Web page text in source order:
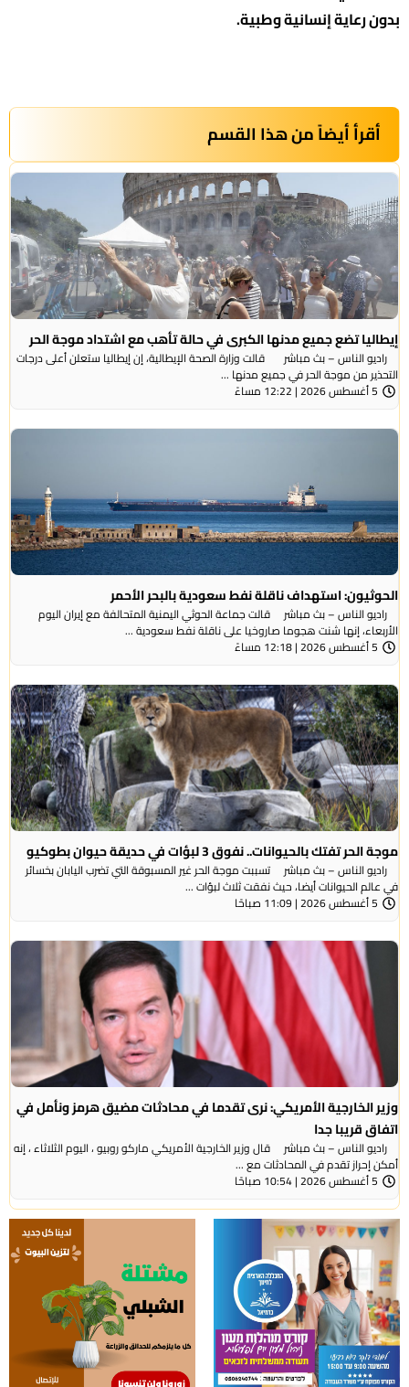
بدون رعاية إنسانية وطبية.
أقرأ أيضاً من هذا القسم
إيطاليا تضع جميع مدنها الكبرى في حالة تأهب مع اشتداد موجة الحر
راديو الناس – بث مباشر قالت وزارة الصحة الإيطالية، إن إيطاليا ستعلن أعلى درجات
التحذير من موجة ​الحر في جميع مدنها ...
5 أغسطس 2026 | 12:22 مساءً
الحوثيون: استهداف ناقلة نفط سعودية بالبحر الأحمر
راديو الناس – بث مباشر قالت جماعة الحوثي ​اليمنية المتحالفة ​مع إيران اليوم
الأربعاء، ⁠إنها شنت ​هجوما صاروخيا على ​ناقلة نفط سعودية ...
5 أغسطس 2026 | 12:18 مساءً
موجة الحر تفتك بالحيوانات.. نفوق 3 لبؤات في حديقة حيوان بطوكيو
راديو الناس – بث مباشر تسببت موجة الحر غير المسبوقة التي تضرب اليابان بخسائر
في عالم الحيوانات أيضا، حيث نفقت ثلاث لبؤات ...
5 أغسطس 2026 | 11:09 صباحًا
وزير الخارجية الأمريكي: نرى تقدما في محادثات مضيق هرمز ونأمل في
اتفاق قريبا جدا
راديو الناس – بث مباشر قال وزير الخارجية الأمريكي ماركو روبيو ، اليوم الثلاثاء ، إنه
أمكن إحراز تقدم في المحادثات مع ...
5 أغسطس 2026 | 10:54 صباحًا